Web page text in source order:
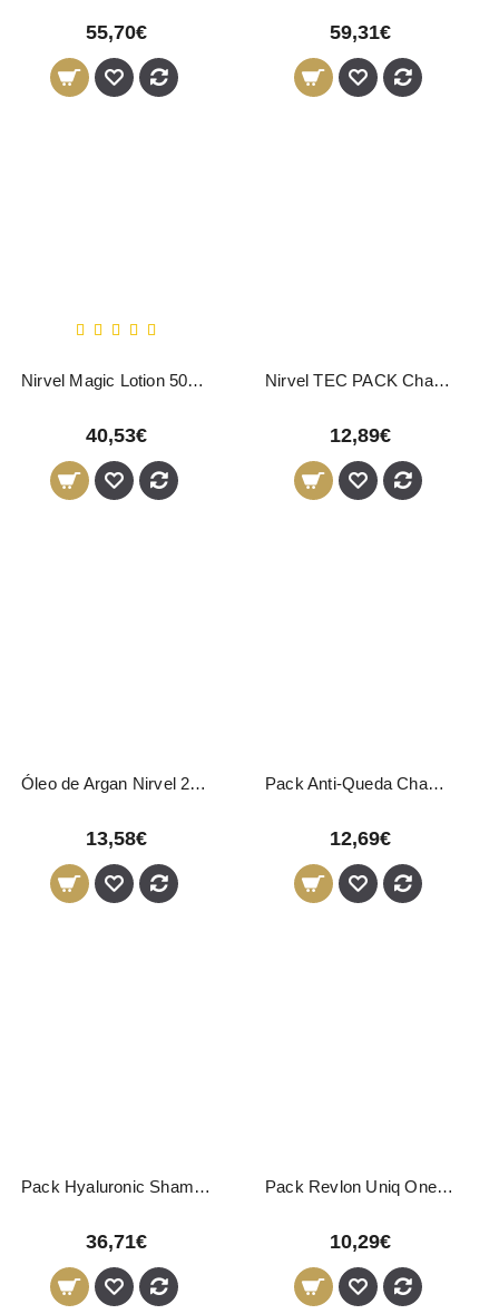
55,70€ 59,31€
Nirvel Magic Lotion 500ml
40,53€
Nirvel TEC PACK Champô 250ml + Loção 125ml
12,89€
Óleo de Argan Nirvel 200ml
13,58€
Pack Anti-Queda Champô 250ml + Ampolas Placenta Vegetal Nirvel 10x10ml
12,69€
Pack Hyaluronic Shampoo 250ml + Filler 250ml + Elixir 125ml Nirvel
36,71€
Pack Revlon Uniq One 150ml + Uniq One Lótus 150ml
10,29€